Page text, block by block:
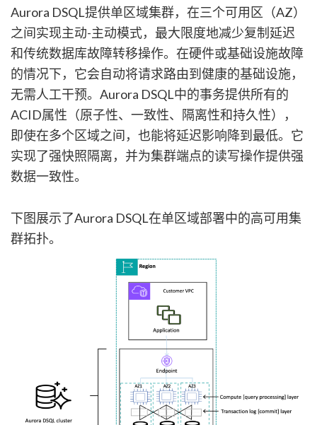
Aurora DSQL提供单区域集群，在三个可用区（AZ）
之间实现主动-主动模式，最大限度地减少复制延迟
和传统数据库故障转移操作。在硬件或基础设施故障
的情况下，它会自动将请求路由到健康的基础设施，
无需人工干预。Aurora DSQL中的事务提供所有的
ACID属性（原子性、一致性、隔离性和持久性），
即使在多个区域之间，也能将延迟影响降到最低。它
实现了强快照隔离，并为集群端点的读写操作提供强
数据一致性。
下图展示了Aurora DSQL在单区域部署中的高可用集
群拓扑。